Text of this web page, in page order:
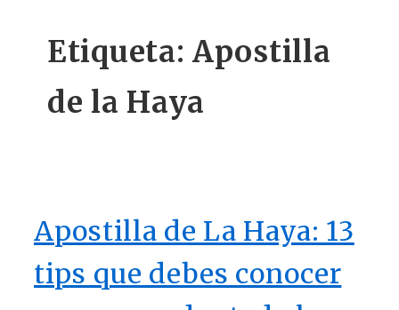
Etiqueta: Apostilla
de la Haya
Apostilla de La Haya: 13
tips que debes conocer